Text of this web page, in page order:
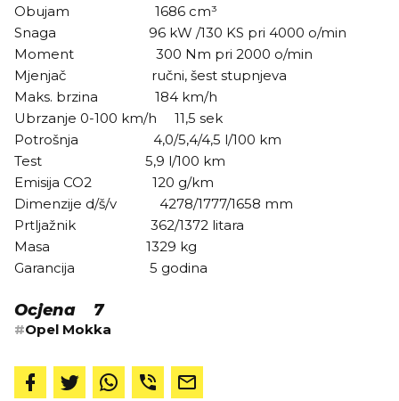
Obujam 1686 cm³
Snaga 96 kW /130 KS pri 4000 o/min
Moment 300 Nm pri 2000 o/min
Mjenjač ručni, šest stupnjeva
Maks. brzina 184 km/h
Ubrzanje 0-100 km/h 11,5 sek
Potrošnja 4,0/5,4/4,5 l/100 km
Test 5,9 l/100 km
Emisija CO2 120 g/km
Dimenzije d/š/v 4278/1777/1658 mm
Prtljažnik 362/1372 litara
Masa 1329 kg
Garancija 5 godina
Ocjena 7
#Opel Mokka